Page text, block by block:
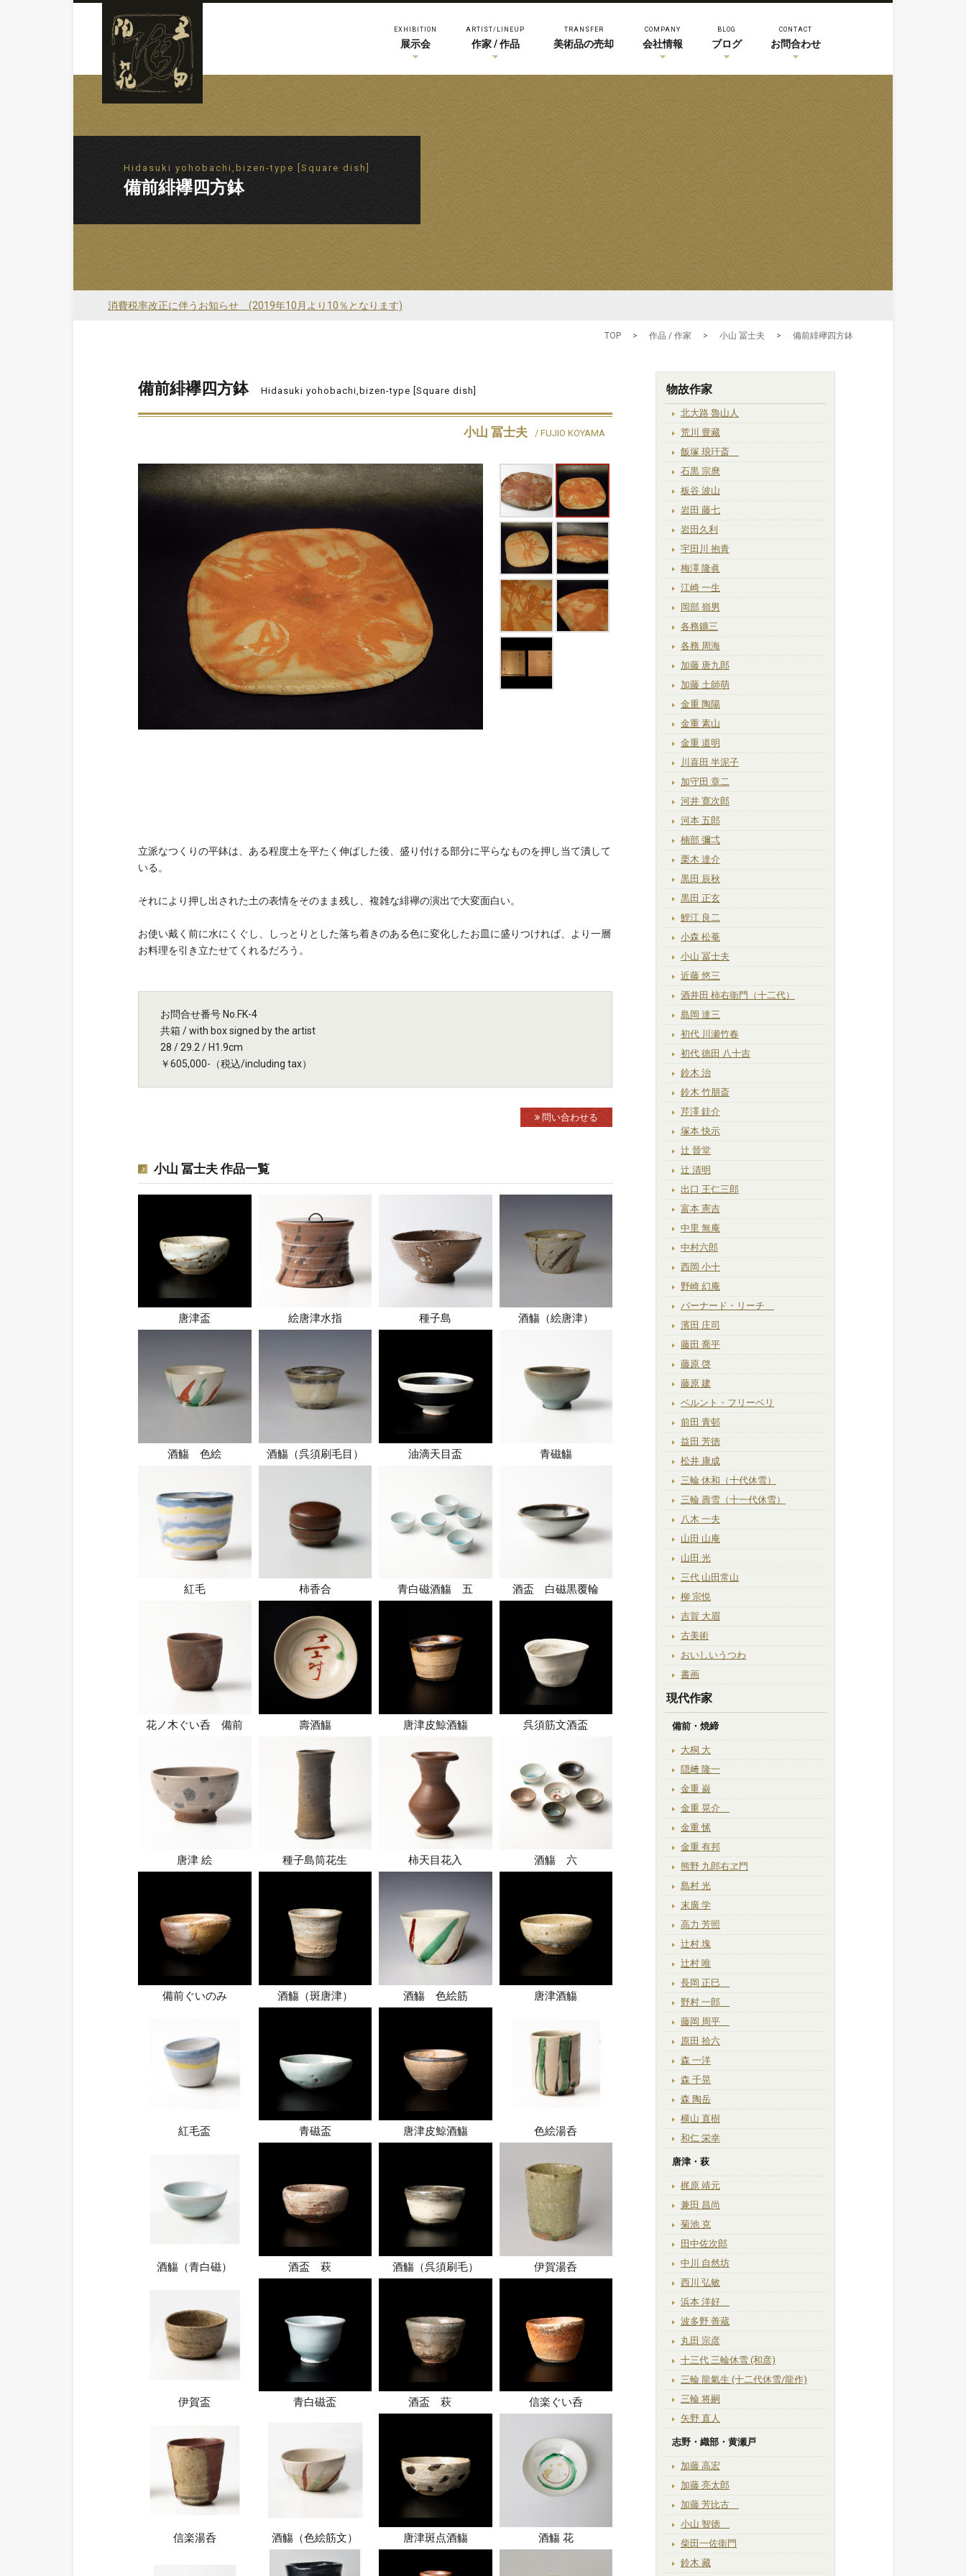
EXHIBITION
展示会
ARTIST/LINEUP
作家 / 作品
TRANSFER
美術品の売却
COMPANY
会社情報
BLOG
ブログ
CONTACT
お問合わせ
Hidasuki yohobachi,bizen-type [Square dish]
備前緋襷四方鉢
消費税率改正に伴うお知らせ (2019年10月より10％となります)
TOP > 作品 / 作家 > 小山 冨士夫 > 備前緋襷四方鉢
備前緋襷四方鉢 Hidasuki yohobachi,bizen-type [Square dish]
小山 冨士夫 / FUJIO KOYAMA
立派なつくりの平鉢は、ある程度土を平たく伸ばした後、盛り付ける部分に平らなものを押し当て潰して
いる。
それにより押し出された土の表情をそのまま残し、複雑な緋襷の演出で大変面白い。
お使い戴く前に水にくぐし、しっとりとした落ち着きのある色に変化したお皿に盛りつければ、より一層
お料理を引き立たせてくれるだろう。
お問合せ番号 No.FK-4
共箱 / with box signed by the artist
28 / 29.2 / H1.9cm
￥605,000-（税込/including tax）
問い合わせる
小山 冨士夫 作品一覧
唐津盃 絵唐津水指 種子島 酒觴（絵唐津）
酒觴 色絵 酒觴（呉須刷毛目） 油滴天目盃 青磁觴
紅毛 柿香合 青白磁酒觴 五 酒盃 白磁黒覆輪
花ノ木ぐい呑 備前 壽酒觴 唐津皮鯨酒觴 呉須筋文酒盃
唐津 絵 種子島筒花生 柿天目花入 酒觴 六
備前ぐいのみ 酒觴（斑唐津） 酒觴 色絵筋 唐津酒觴
紅毛盃 青磁盃 唐津皮鯨酒觴 色絵湯呑
酒觴（青白磁） 酒盃 萩 酒觴（呉須刷毛） 伊賀湯呑
伊賀盃 青白磁盃 酒盃 萩 信楽ぐい呑
信楽湯呑 酒觴（色絵筋文） 唐津斑点酒觴 酒觴 花
物故作家
北大路 魯山人
荒川 豊藏
飯塚 琅玕斎
石黒 宗麿
板谷 波山
岩田 藤七
岩田久利
宇田川 抱青
梅澤 隆眞
江崎 一生
岡部 嶺男
各務鑛三
各務 周海
加藤 唐九郎
加藤 土師萌
金重 陶陽
金重 素山
金重 道明
川喜田 半泥子
加守田 章二
河井 寛次郎
河本 五郎
楠部 彌弌
栗木 達介
黒田 辰秋
黒田 正玄
鯉江 良二
小森 松菴
小山 冨士夫
近藤 悠三
酒井田 柿右衛門（十二代）
島岡 達三
初代 川瀬竹春
初代 徳田 八十吉
鈴木 治
鈴木 竹朋斎
芹澤 銈介
塚本 快示
辻 晉堂
辻 清明
出口 王仁三郎
富本 憲吉
中里 無庵
中村六郎
西岡 小十
野崎 幻庵
バーナード・リーチ
濱田 庄司
藤田 喬平
藤原 啓
藤原 建
ベルント・フリーベリ
前田 青邨
益田 芳徳
松井 康成
三輪 休和（十代休雪）
三輪 壽雪（十一代休雪）
八木 一夫
山田 山庵
山田 光
三代 山田常山
柳 宗悦
吉賀 大眉
古美術
おいしいうつわ
書画
現代作家
備前・焼締
大桐 大
隠﨑 隆一
金重 巌
金重 晃介
金重 愫
金重 有邦
熊野 九郎右ヱ門
島村 光
末廣 学
高力 芳照
辻村 塊
辻村 唯
長岡 正巳
野村 一郎
藤岡 周平
原田 拾六
森 一洋
森 千晃
森 陶岳
横山 直樹
和仁 栄幸
唐津・萩
梶原 靖元
兼田 昌尚
菊池 克
田中佐次郎
中川 自然坊
西川 弘敏
浜本 洋好
波多野 善蔵
丸田 宗彦
十三代 三輪休雪 (和彦)
三輪 龍氣生 (十二代休雪/龍作)
三輪 将嗣
矢野 直人
志野・織部・黄瀬戸
加藤 高宏
加藤 亮太郎
加藤 芳比古
小山 智徳
柴田一佐衛門
鈴木 藏